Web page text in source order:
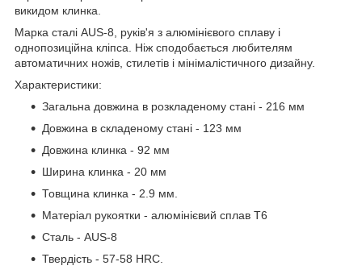
викидом клинка.
Марка сталі AUS-8, руків'я з алюмінієвого сплаву і
однопозиційна кліпса. Ніж сподобається любителям
автоматичних ножів, стилетів і мінімалістичного дизайну.
Характеристики:
Загальна довжина в розкладеному стані - 216 мм
Довжина в складеному стані - 123 мм
Довжина клинка - 92 мм
Ширина клинка - 20 мм
Товщина клинка - 2.9 мм.
Матеріал рукоятки - алюмінієвий сплав T6
Сталь - AUS-8
Твердість - 57-58 HRC.